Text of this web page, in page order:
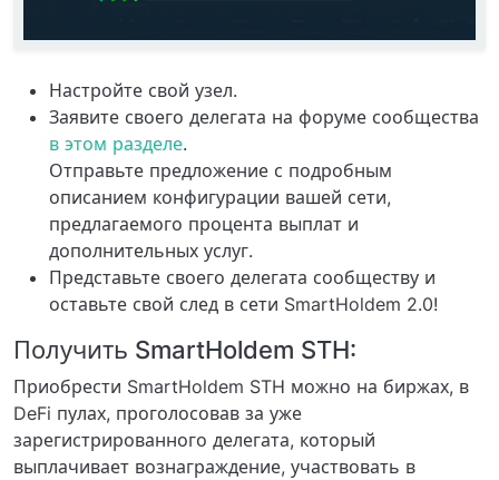
Настройте свой узел.
Заявите своего делегата на форуме сообщества
в этом разделе.
Отправьте предложение с подробным
описанием конфигурации вашей сети,
предлагаемого процента выплат и
дополнительных услуг.
Представьте своего делегата сообществу и
оставьте свой след в сети SmartHoldem 2.0!
Получить SmartHoldem STH:
Приобрести SmartHoldem STH можно на биржах, в
DeFi пулах, проголосовав за уже
зарегистрированного делегата, который
выплачивает вознаграждение, участвовать в